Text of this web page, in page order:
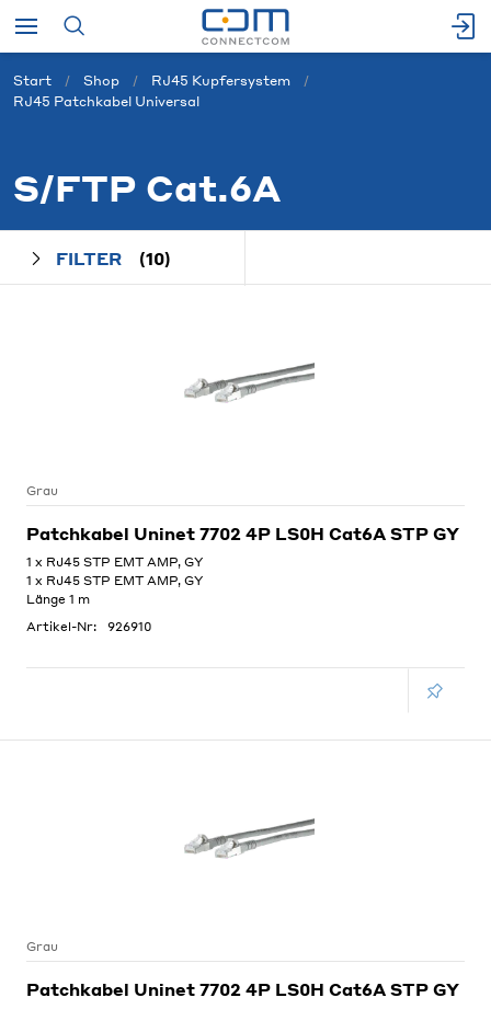
Start Shop
RJ45 Kupfersystem
RJ45 Patchkabel Universal
S/FTP Cat.6A
FILTER (10)
Grau
Patchkabel Uninet 7702 4P LS0H Cat6A STP GY
1 x RJ45 STP EMT AMP, GY
1 x RJ45 STP EMT AMP, GY
Länge 1 m
Artikel-Nr:
926910
Grau
Patchkabel Uninet 7702 4P LS0H Cat6A STP GY